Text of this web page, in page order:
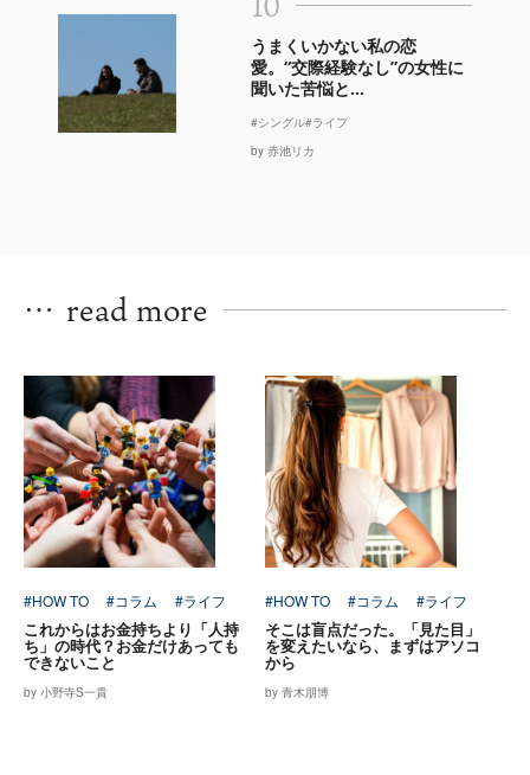
うまくいかない私の恋
愛。“交際経験なし”の女性に
聞いた苦悩と...
#シングル#ライフ
by 赤池リカ
… read more
#HOW TO #コラム #ライフ
これからはお金持ちより「人持
ち」の時代？お金だけあっても
できないこと
by 小野寺S一貴
#HOW TO #コラム #ライフ
そこは盲点だった。「見た目」
を変えたいなら、まずはアソコ
から
by 青木朋博